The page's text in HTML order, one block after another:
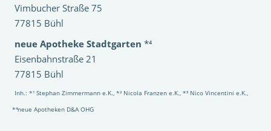
Vimbucher Straße 75
77815 Bühl
neue Apotheke Stadtgarten *⁴
Eisenbahnstraße 21
77815 Bühl
Inh.: *¹ Stephan Zimmermann e.K., *² Nicola Franzen e.K., *³ Nico Vincentini e.K.,
*⁴neue Apotheken D&A OHG